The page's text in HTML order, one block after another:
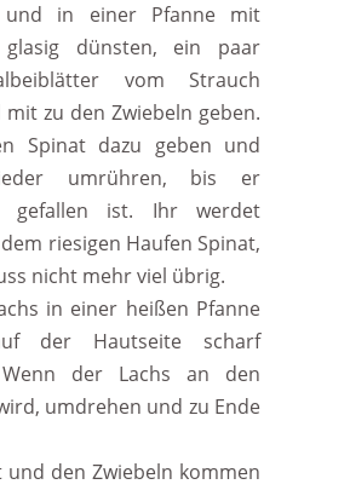
und in einer Pfanne mit
dünsten, ein paar
vom Strauch
zu den Zwiebeln geben.
Spinat dazu geben und
umrühren, bis er
gefallen ist. Ihr werdet
riesigen Haufen Spinat,
nicht mehr viel übrig.
in einer heißen Pfanne
der Hautseite scharf
der Lachs an den
umdrehen und zu Ende
und den Zwiebeln kommen